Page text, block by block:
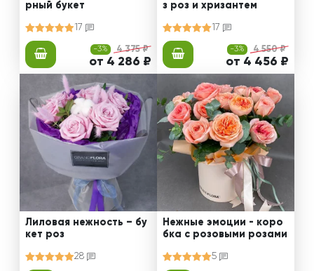
рный букет
17
-3% 4 375 ₽
от 4 286 ₽
з роз и хризантем
17
-3% 4 550 ₽
от 4 456 ₽
Лиловая нежность – бу
кет роз
28
Нежные эмоции - коро
бка с розовыми розами
5